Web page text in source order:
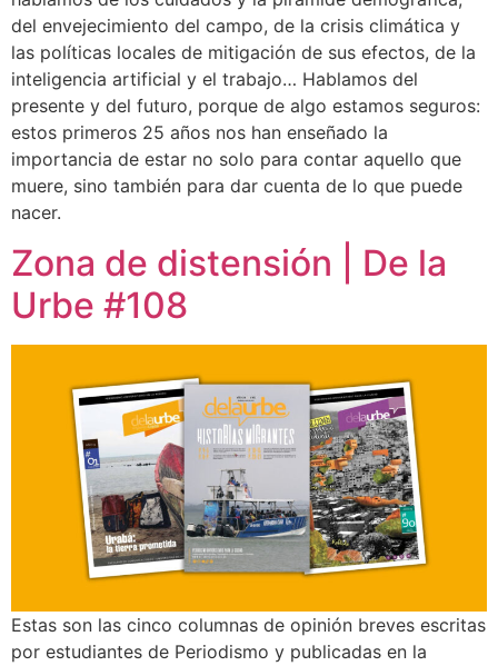
del envejecimiento del campo, de la crisis climática y
las políticas locales de mitigación de sus efectos, de la
inteligencia artificial y el trabajo… Hablamos del
presente y del futuro, porque de algo estamos seguros:
estos primeros 25 años nos han enseñado la
importancia de estar no solo para contar aquello que
muere, sino también para dar cuenta de lo que puede
nacer.
Zona de distensión | De la
Urbe #108
Estas son las cinco columnas de opinión breves escritas
por estudiantes de Periodismo y publicadas en la